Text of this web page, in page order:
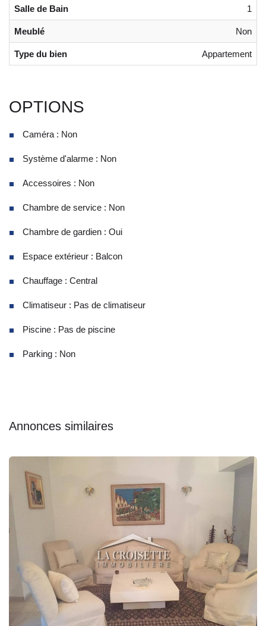
Salle de Bain 1
Meublé Non
Type du bien Appartement
OPTIONS
Caméra : Non
Système d'alarme : Non
Accessoires : Non
Chambre de service : Non
Chambre de gardien : Oui
Espace extérieur : Balcon
Chauffage : Central
Climatiseur : Pas de climatiseur
Piscine : Pas de piscine
Parking : Non
Annonces similaires